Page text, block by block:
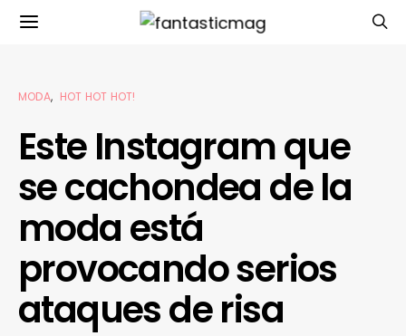
MODA HOT HOT HOT!
Este Instagram que
se cachondea de la
moda está
provocando serios
ataques de risa